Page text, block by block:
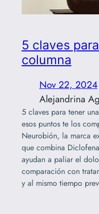
5 claves
columna
Nov 22, 2024
Alejandrina
5 claves para tener
esos puntos te los
Neurobión, la marca
que combina
ayudan a paliar el
comparación con
y al mismo tiempo